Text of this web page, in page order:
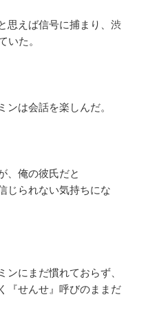
思えば信号に捕まり、渋
いた。
は会話を楽しんだ。
、俺の彼氏だと
じられない気持ちにな
ンにまだ慣れておらず、
『せんせ』呼びのままだ